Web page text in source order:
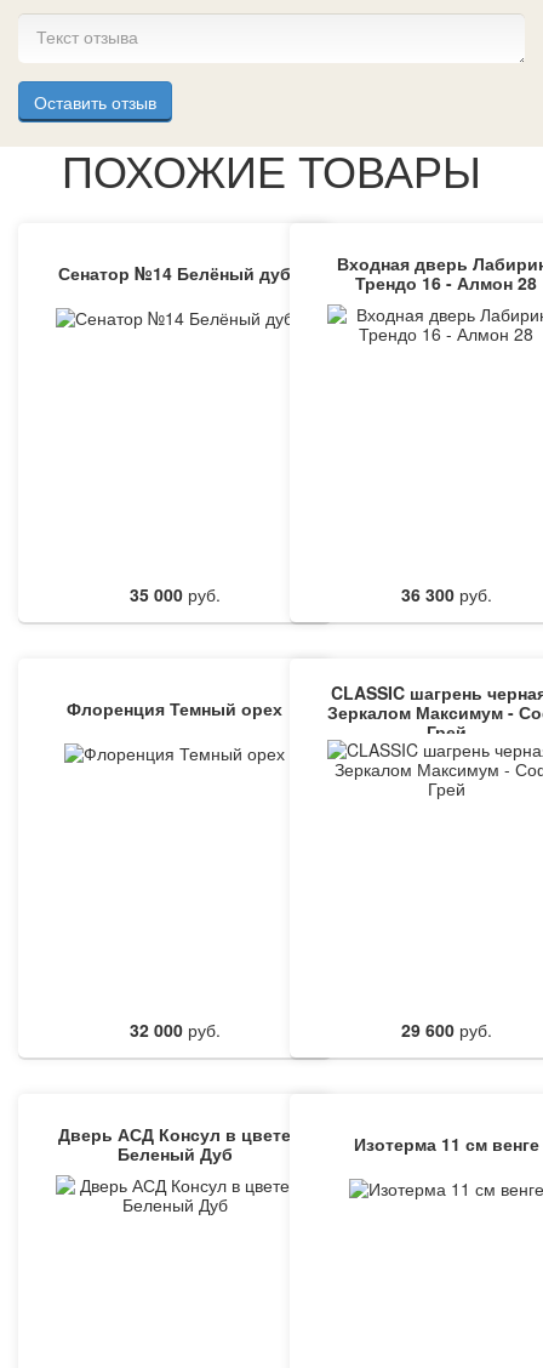
Оставить отзыв
ПОХОЖИЕ ТОВАРЫ
Сенатор №14 Белёный дуб
35 000руб.
Входная дверь
Трендо 16 - Алмон 28
36 300руб.
Флоренция Темный орех
32 000руб.
CLASSIC шагрень
Зеркалом Максимум -
Грей
29 600руб.
Дверь АСД Консул в цвете
Беленый Дуб
Изотерма 11 см венге